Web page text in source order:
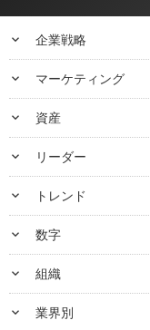
keyboard_arrow_down 企業戦略
keyboard_arrow_down マーケティング
keyboard_arrow_down 資産
keyboard_arrow_down リーダー
keyboard_arrow_down トレンド
keyboard_arrow_down 数字
keyboard_arrow_down 組織
keyboard_arrow_down 業界別